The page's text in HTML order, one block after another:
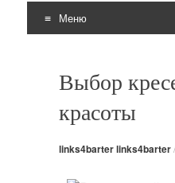
Меню
Выбор
красоты
links4barter links4barter/